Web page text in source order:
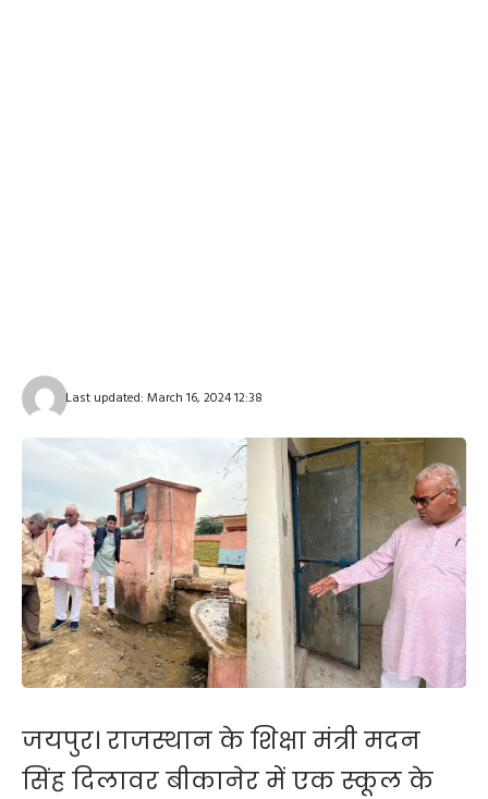
Last updated: March 16, 2024 12:38
जयपुर। राजस्थान के शिक्षा मंत्री मदन
सिंह दिलावर बीकानेर में एक स्कूल के